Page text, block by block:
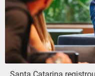
Santa Catarina